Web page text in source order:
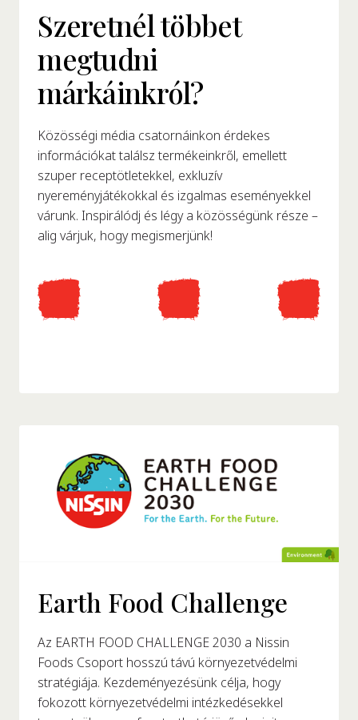
Szeretnél többet
megtudni
márkáinkról?
Közösségi média csatornáinkon érdekes
információkat találsz termékeinkről, emellett
szuper receptötletekkel, exkluzív
nyereményjátékokkal és izgalmas eseményekkel
várunk. Inspirálódj és légy a közösségünk része –
alig várjuk, hogy megismerjünk!
Earth Food Challenge
Az EARTH FOOD CHALLENGE 2030 a Nissin
Foods Csoport hosszú távú környezetvédelmi
stratégiája. Kezdeményezésünk célja, hogy
fokozott környezetvédelmi intézkedésekkel